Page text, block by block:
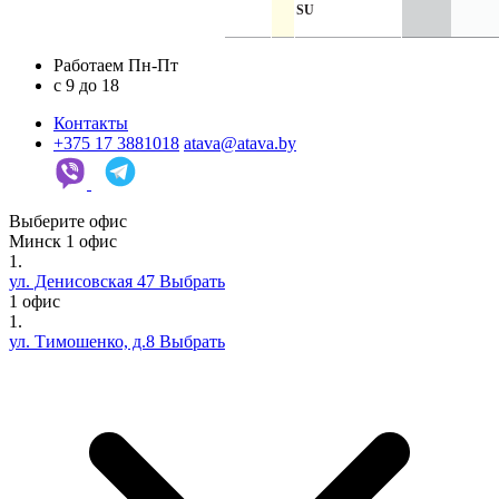
SU
Работаем Пн-Пт
c 9 до 18
Контакты
+375 17 3881018 atava@atava.by
Выберите офис
Минск 1 офис
1.
ул. Денисовская 47 Выбрать
1 офис
1.
ул. Тимошенко, д.8 Выбрать